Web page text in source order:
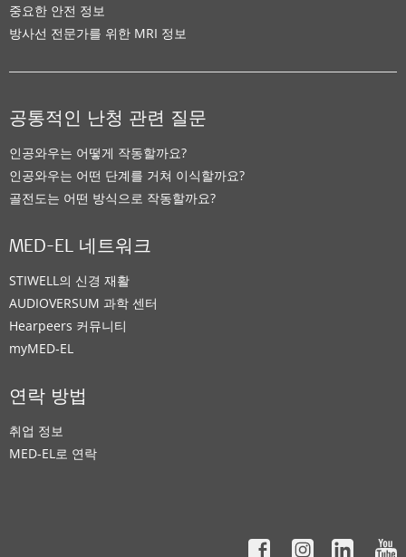
Clinic
전북대학교 병원
덕진구 금암동 634-18,전주
Supported Hearing Solutions:
CI System
연락처 정보
Clinic
Supported Hearing Solutions:
중요한 안전 정보
방사선 전문가를 위한 MRI 정보
공통적인 난청 관련 질문
인공와우는 어떻게 작동할까요?
인공와우는 어떤 단계를 거쳐 이식할까요?
골전도는 어떤 방식으로 작동할까요?
MED-EL 네트워크
STIWELL의 신경 재활
AUDIOVERSUM 과학 센터
Hearpeers 커뮤니티
myMED‑EL
연락 방법
취업 정보
MED-EL로 연락